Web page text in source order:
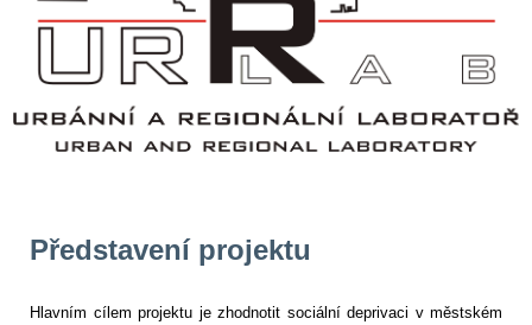
Představení projektu
Hlavním cílem projektu je zhodnotit sociální deprivaci v městském